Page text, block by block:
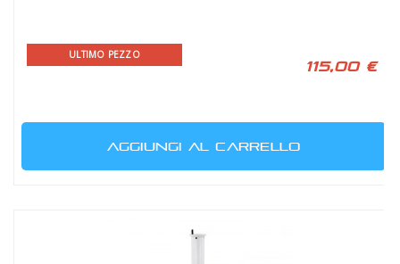
ULTIMO PEZZO
115,00 €
AGGIUNGI AL CARRELLO